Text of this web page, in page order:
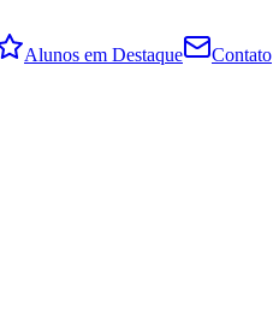
Alunos em Destaque Contato